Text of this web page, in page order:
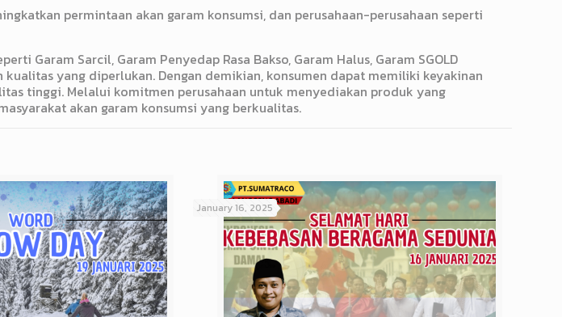
permintaan akan garam konsumsi, dan perusahaan-perusahaan seperti
Garam Sarcil, Garam Penyedap Rasa Bakso, Garam Halus, Garam SGOLD
yang diperlukan. Dengan demikian, konsumen dapat memiliki keyakinan
tinggi. Melalui komitmen perusahaan untuk menyediakan produk yang
akan garam konsumsi yang berkualitas.
January 16, 2025